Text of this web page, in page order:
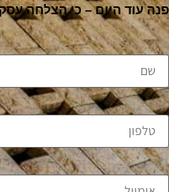
פנה עוד היום – כי הצלחה
שם
טלפון
אימייל